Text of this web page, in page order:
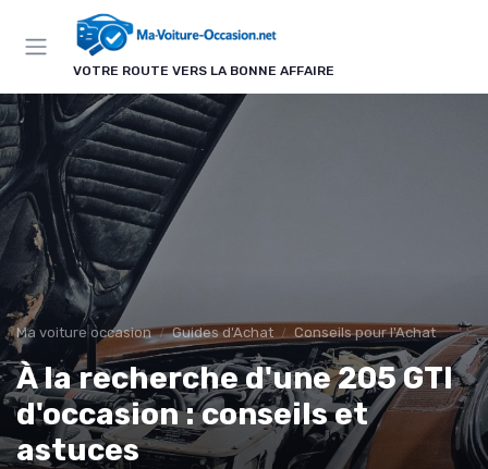
VOTRE ROUTE VERS LA BONNE AFFAIRE
Ma voiture occasion Guides d'Achat Conseils pour l'Achat
À la recherche d'une 205 GTI
d'occasion : conseils et
astuces
Panneau de gestion des cookies